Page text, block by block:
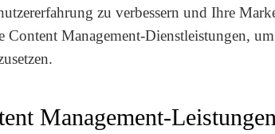
zu verbessern und Ihre
Content Management-Dienstleistungen,
Management-